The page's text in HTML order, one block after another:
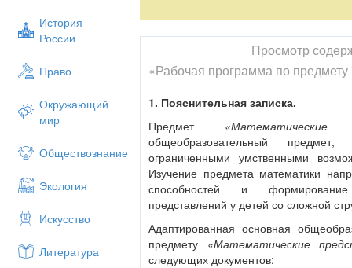
История
России
Право
Окружающий
мир
Обществознание
Экология
Искусство
Литература
Просмотр
«Рабочая программа по
1. Пояснительная записка.
Предмет «Математические
общеобразовательный
ограниченными умственными
Изучение предмета математики
способностей и
представлений у детей со сложной
Адаптированная основная
предмету «Математические
следующих документов: